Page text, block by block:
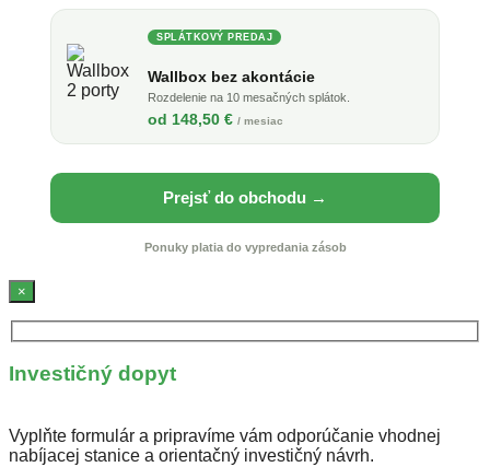
SPLÁTKOVÝ PREDAJ
Wallbox bez akontácie
Rozdelenie na 10 mesačných splátok.
od 148,50 € / mesiac
Prejsť do obchodu →
Ponuky platia do vypredania zásob
×
Investičný dopyt
Vyplňte formulár a pripravíme vám odporúčanie vhodnej
nabíjacej stanice a orientačný investičný návrh.